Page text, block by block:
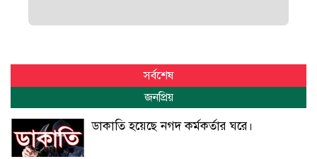
সর্বশেষ
জনপ্রিয়
ডাকাতি হয়েছে নগদ কর্মকর্তার ঘরে।